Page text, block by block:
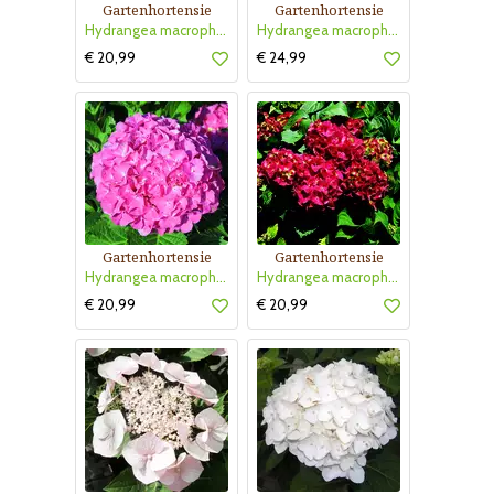
Gartenhortensie
Hydrangea macrophylla 'Bouquet Rose'
€ 20,99
Gartenhortensie
Hydrangea macrophylla 'Endless Summer'
€ 24,99
Gartenhortensie
Hydrangea macrophylla 'Masja'
€ 20,99
Gartenhortensie
Hydrangea macrophylla 'Alpenglühen'
€ 20,99